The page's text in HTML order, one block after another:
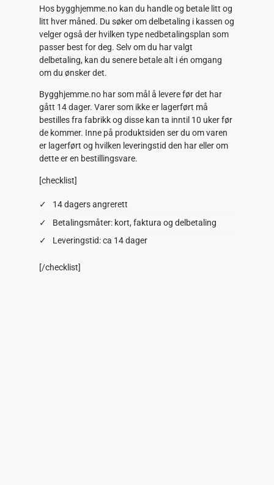
Hos bygghjemme.no kan du handle og betale litt og
litt hver måned. Du søker om delbetaling i kassen og
velger også der hvilken type nedbetalingsplan som
passer best for deg. Selv om du har valgt
delbetaling, kan du senere betale alt i én omgang
om du ønsker det.
Bygghjemme.no har som mål å levere før det har
gått 14 dager. Varer som ikke er lagerført må
bestilles fra fabrikk og disse kan ta inntil 10 uker før
de kommer. Inne på produktsiden ser du om varen
er lagerført og hvilken leveringstid den har eller om
dette er en bestillingsvare.
[checklist]
14 dagers angrerett
Betalingsmåter: kort, faktura og delbetaling
Leveringstid: ca 14 dager
[/checklist]